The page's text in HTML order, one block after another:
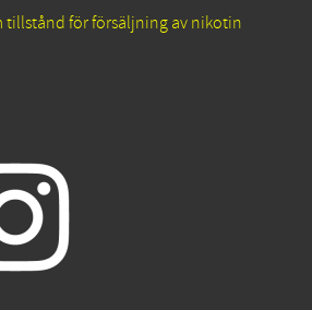
tillstånd för försäljning av nikotin